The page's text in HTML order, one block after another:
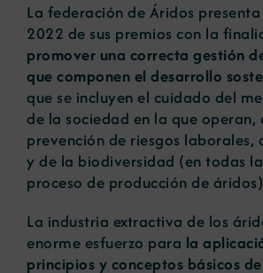
La federación de Áridos
2022 de sus premios con la
promover una correcta gestión
que componen el desarrollo
que se incluyen el cuidado del
de la sociedad en la que operan,
prevención de riesgos laborales,
y de la biodiversidad (en todas
proceso de producción de
La industria extractiva de los
enorme esfuerzo para la
principios y conceptos básicos